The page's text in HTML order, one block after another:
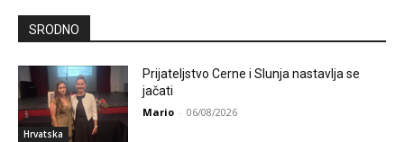
SRODNO
Hrvatska
Prijateljstvo Cerne i Slunja nastavlja se
jačati
Mario - 06/08/2026